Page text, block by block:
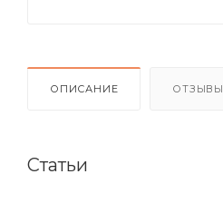
ОПИСАНИЕ ОТЗЫВЫ
Статьи